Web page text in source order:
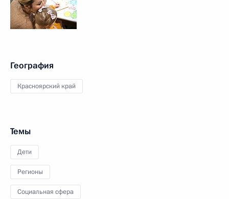
География
Красноярский край
Темы
Дети
Регионы
Социальная сфера